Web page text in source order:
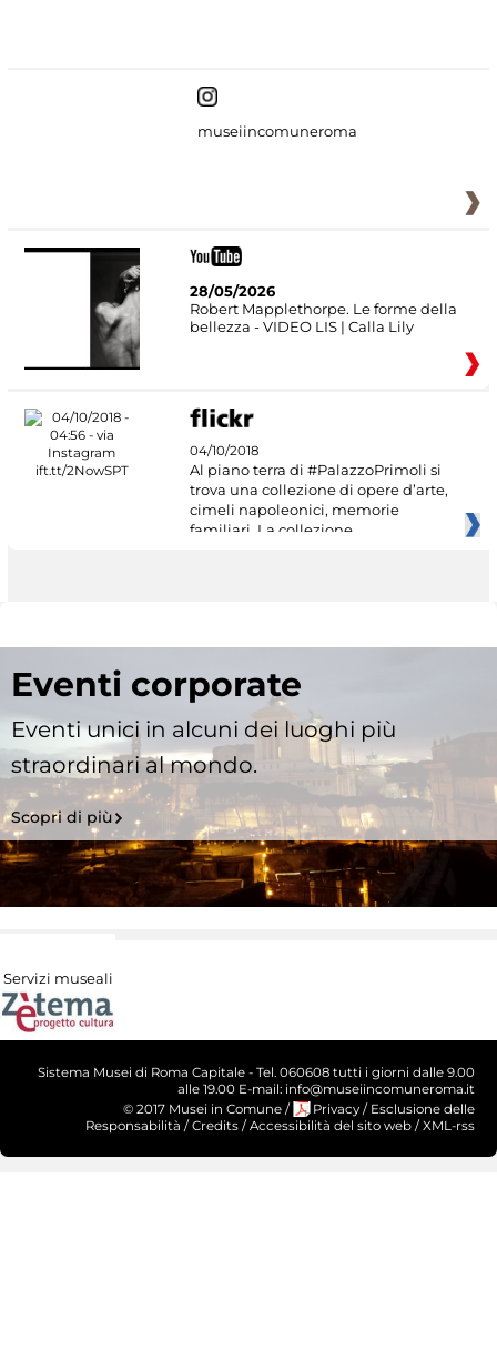
museiincomuneroma
28/05/2026
Robert Mapplethorpe. Le forme della
bellezza - VIDEO LIS | Calla Lily
04/10/2018
Al piano terra di #PalazzoPrimoli si
trova una collezione di opere d’arte,
cimeli napoleonici, memorie
familiari. La collezione
Eventi corporate
Eventi unici in alcuni dei luoghi più
straordinari al mondo.
Scopri di più
Servizi museali
Sistema Musei di Roma Capitale - Tel. 060608 tutti i giorni dalle 9.00
alle 19.00 E-mail: info@museiincomuneroma.it
© 2017 Musei in Comune / Privacy / Esclusione delle
Responsabilità / Credits / Accessibilità del sito web / XML-rss